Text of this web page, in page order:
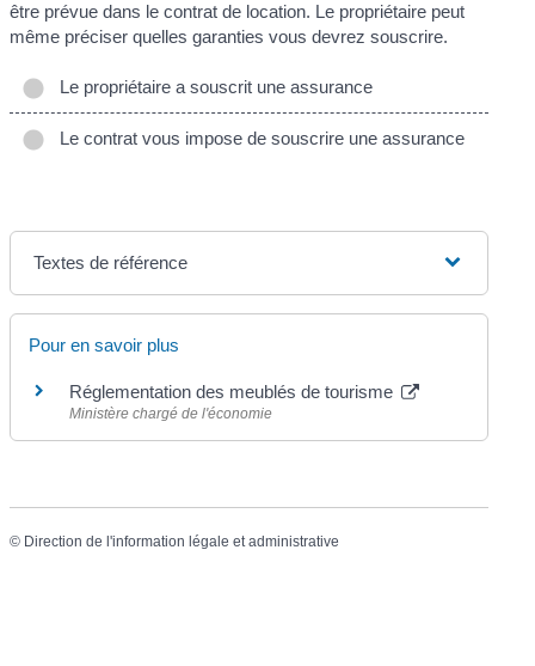
être prévue dans le contrat de location. Le propriétaire peut
même préciser quelles garanties vous devrez souscrire.
Le propriétaire a souscrit une assurance
Le contrat vous impose de souscrire une assurance
Textes de référence
Pour en savoir plus
Réglementation des meublés de tourisme
Ministère chargé de l'économie
© Direction de l'information légale et administrative